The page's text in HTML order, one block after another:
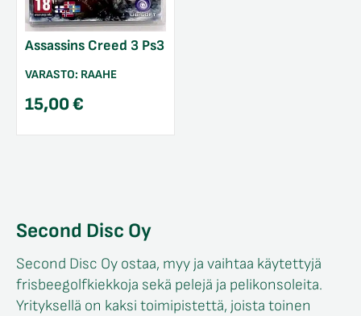
Assassins Creed 3 Ps3
VARASTO: RAAHE
15,00€
Second Disc Oy
Second Disc Oy ostaa, myy ja vaihtaa käytettyjä
frisbeegolfkiekkoja sekä pelejä ja pelikonsoleita.
Yrityksellä on kaksi toimipistettä, joista toinen